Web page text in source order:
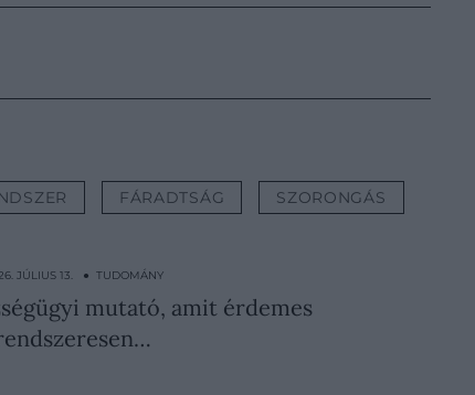
FÁRADTSÁG SZORONGÁS
JÚLIUS 13. ● TUDOMÁNY
mutató, amit érdemes